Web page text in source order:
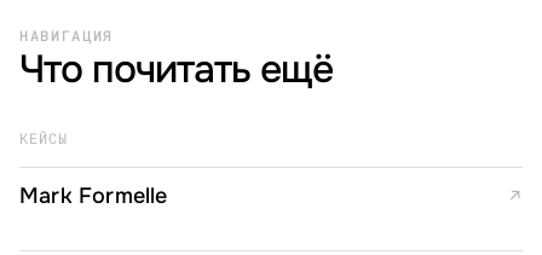
НАВИГАЦИЯ
Что почитать ещё
КЕЙСЫ
Mark Formelle ↗